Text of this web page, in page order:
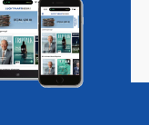
Vacatures